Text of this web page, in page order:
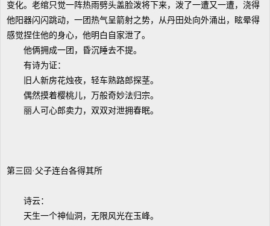
变化。老绾只觉一阵热雨劈头盖脸泼将下来，泼了一遭又一遭，浇得
他阳器闪闪跳动，一团热气呈箭射之势，从丹田处向外涌出，眩晕得
感觉捏住他的身心，他明白自家泄了。
他俩拥成一团，昏沉睡去不提。
有诗为证：
旧人新房花烛夜，轻车熟路郎探茎。
偶然摸着樱桃儿，万般奇妙法归宗。
丽人可心郎卖力，双双对泄拥春眠。
第三回·父子连台各得其所
诗云：
天生一个神仙洞，无限风光在玉峰。